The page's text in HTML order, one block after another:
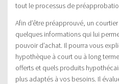
tout le processus de
Afin d’être préapprouvé, un
quelques informations qui lui
pouvoir d’achat. Il pourra vous
hypothèque à court ou à long
offerts et quels produits
plus adaptés à vos besoins. Il